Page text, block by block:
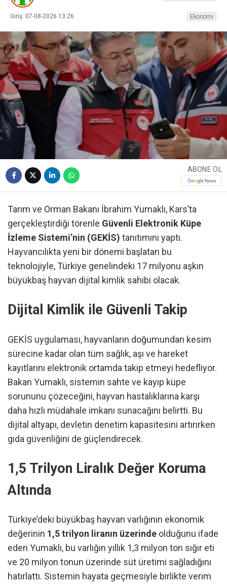
Giriş: 07-08-2026 13:26 Ekonomi
ABONE OL
Tarım ve Orman Bakanı İbrahim Yumaklı, Kars’ta
gerçekleştirdiği törenle Güvenli Elektronik Küpe
İzleme Sistemi’nin (GEKİS) tanıtımını yaptı.
Hayvancılıkta yeni bir dönemi başlatan bu
teknolojiyle, Türkiye genelindeki 17 milyonu aşkın
büyükbaş hayvan dijital kimlik sahibi olacak.
Dijital Kimlik ile Güvenli Takip
GEKİS uygulaması, hayvanların doğumundan kesim
sürecine kadar olan tüm sağlık, aşı ve hareket
kayıtlarını elektronik ortamda takip etmeyi hedefliyor.
Bakan Yumaklı, sistemin sahte ve kayıp küpe
sorununu çözeceğini, hayvan hastalıklarına karşı
daha hızlı müdahale imkanı sunacağını belirtti. Bu
dijital altyapı, devletin denetim kapasitesini artırırken
gıda güvenliğini de güçlendirecek.
1,5 Trilyon Liralık Değer Koruma
Altında
Türkiye’deki büyükbaş hayvan varlığının ekonomik
değerinin 1,5 trilyon liranın üzerinde olduğunu ifade
eden Yumaklı, bu varlığın yıllık 1,3 milyon ton sığır eti
ve 20 milyon tonun üzerinde süt üretimi sağladığını
hatırlattı. Sistemin hayata geçmesiyle birlikte verim